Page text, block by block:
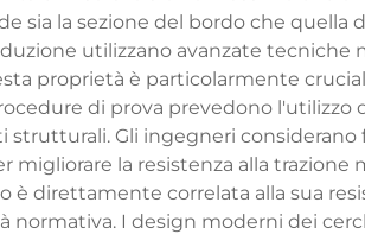
sia la sezione del bordo che
utilizzano avanzate
proprietà è particolarmente
di prova prevedono
Gli ingegneri
la resistenza alla
è direttamente correlata alla sua
normativa. I design moderni dei